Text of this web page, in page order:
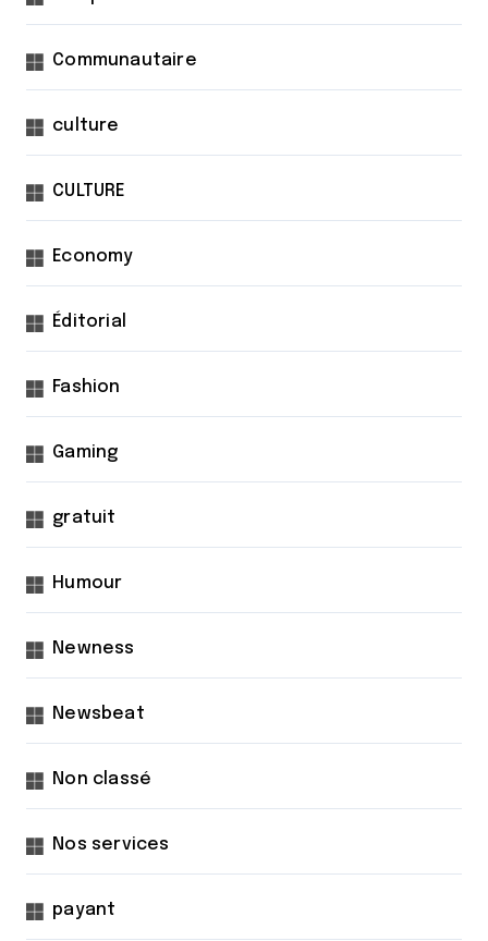
Communautaire
culture
CULTURE
Economy
Éditorial
Fashion
Gaming
gratuit
Humour
Newness
Newsbeat
Non classé
Nos services
payant